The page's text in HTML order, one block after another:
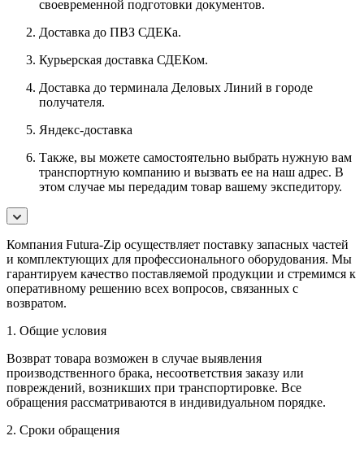
своевременной подготовки документов.
Доставка до ПВЗ СДЕКа.
Курьерская доставка СДЕКом.
Доставка до терминала Деловых Линий в городе
получателя.
Яндекс-доставка
Также, вы можете самостоятельно выбрать нужную вам
транспортную компанию и вызвать ее на наш адрес. В
этом случае мы передадим товар вашему экспедитору.
Компания Futura-Zip осуществляет поставку запасных частей
и комплектующих для профессионального оборудования. Мы
гарантируем качество поставляемой продукции и стремимся к
оперативному решению всех вопросов, связанных с
возвратом.
1. Общие условия
Возврат товара возможен в случае выявления
производственного брака, несоответствия заказу или
повреждений, возникших при транспортировке. Все
обращения рассматриваются в индивидуальном порядке.
2. Сроки обращения